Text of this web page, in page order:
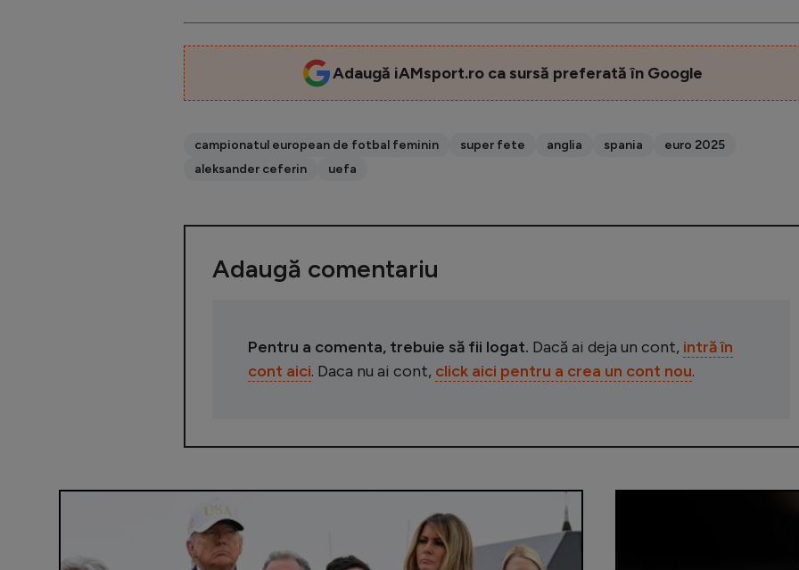
Adaugă iAMsport.ro ca sursă preferată în Google
campionatul european de fotbal feminin super fete anglia spania
euro 2025
aleksander ceferin
uefa
Adaugă comentariu
Pentru a comenta, trebuie să fii logat. Dacă ai deja un cont, intră în
cont aici. Daca nu ai cont, click aici pentru a crea un cont nou.